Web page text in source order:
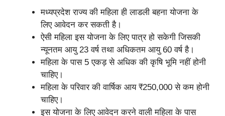
मध्यप्रदेश राज्य की महिला ही लाडली बहना योजना के
लिए आवेदन कर सकती है।
ऐसी महिला इस योजना के लिए पात्र हो सकेगी जिसकी
न्यूनतम आयु 23 वर्ष तथा अधिकतम आयु 60 वर्ष है।
महिला के पास 5 एकड़ से अधिक की कृषि भूमि नहीं होनी
चाहिए।
महिला के परिवार की वार्षिक आय ₹250,000 से कम होनी
चाहिए।
इस योजना के लिए आवेदन करने वाली महिला के पास